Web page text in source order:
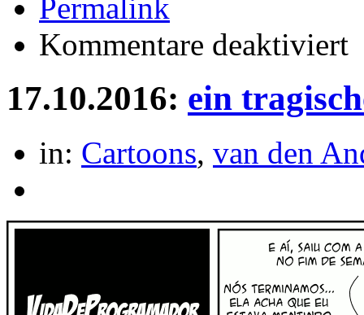
Permalink
Kommentare deaktiviert
17.10.2016: ein
in: Cartoons, van den